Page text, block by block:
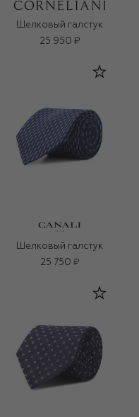
Шелковый галстук
25 950 ₽
Шелковый галстук
25 750 ₽